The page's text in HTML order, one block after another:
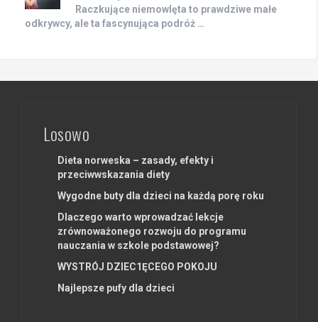
Raczkujące niemowlęta to prawdziwe małe
odkrywcy, ale ta fascynująca podróż …
Losowo
Dieta norweska – zasady, efekty i
przeciwwskazania diety
Wygodne buty dla dzieci na każdą porę roku
Dlaczego warto wprowadzać lekcje
zrównoważonego rozwoju do programu
nauczania w szkole podstawowej?
WYSTRÓJ DZIEC1ĘCEGO POKOJU
Najlepsze pufy dla dzieci